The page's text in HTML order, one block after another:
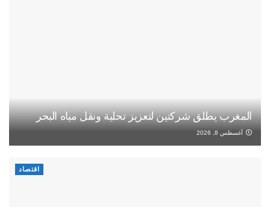
المغرب يطلق شركتين لتعزيز تحلية ونقل مياه البحر
أغسطس 8, 2026
اقتصاد